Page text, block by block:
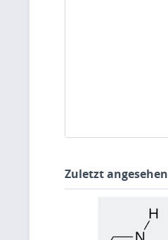
Zuletzt angesehen